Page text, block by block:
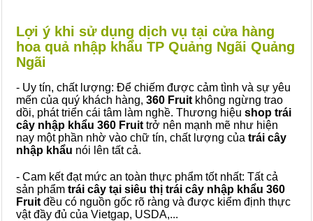
Lợi ý khi sử dụng dịch vụ tại cửa hàng
hoa quả nhập khẩu TP Quảng Ngãi Quảng
Ngãi
- Uy tín, chất lượng: Để chiếm được cảm tình và sự yêu
mến của quý khách hàng, 360 Fruit không ngừng trao
dồi, phát triển cái tâm làm nghề. Thương hiệu shop trái
cây nhập khẩu 360 Fruit trở nên mạnh mẽ như hiện
nay một phần nhờ vào chữ tín, chất lượng của trái cây
nhập khẩu nói lên tất cả.
- Cam kết đạt mức an toàn thực phẩm tốt nhất: Tất cả
sản phẩm trái cây tại siêu thị trái cây nhập khẩu 360
Fruit đều có nguồn gốc rõ ràng và được kiểm định thực
vật đầy đủ của Vietgap, USDA,...